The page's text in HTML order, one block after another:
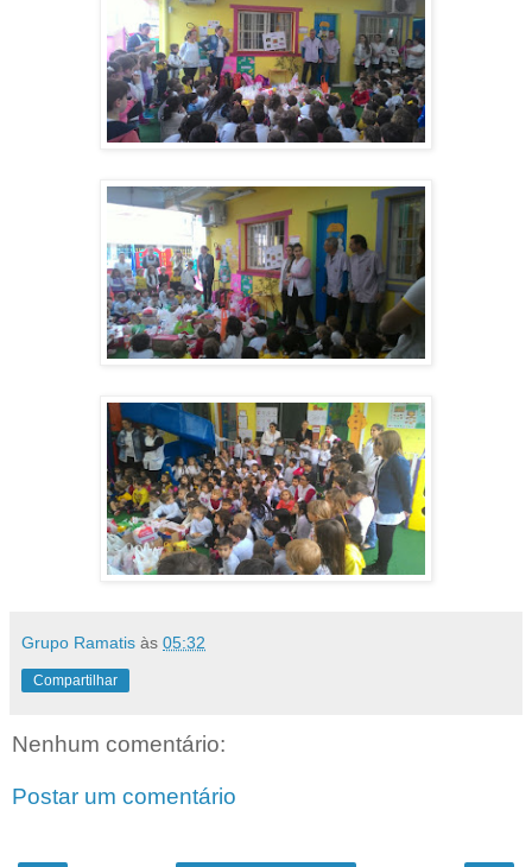
Grupo Ramatis às 05:32
Compartilhar
Nenhum comentário:
Postar um comentário